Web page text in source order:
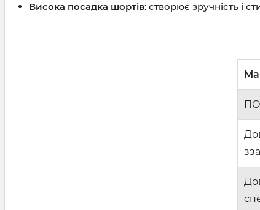
Висока посадка шортів: створює зручність і